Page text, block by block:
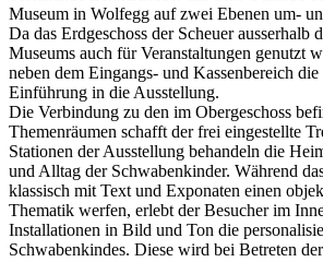
Museum in Wolfegg auf zwei Ebenen um-
Da das Erdgeschoss der Scheuer ausserhalb
Museums auch für Veranstaltungen genutzt
neben dem Eingangs- und Kassenbereich die
Einführung in die Ausstellung.
Die Verbindung zu den im Obergeschoss
Themenräumen schafft der frei eingestellte
Stationen der Ausstellung behandeln die
und Alltag der Schwabenkinder. Während
klassisch mit Text und Exponaten einen
Thematik werfen, erlebt der Besucher im
Installationen in Bild und Ton die
Schwabenkindes. Diese wird bei Betreten